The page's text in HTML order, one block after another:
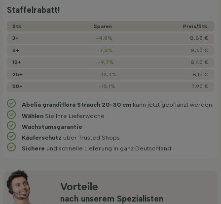
Staffelrabatt!
Stk. Sparen
Preis/­Stk.
3+
-4,8%
8,85 €
6+
-7,5%
8,60 €
12+
-9,7%
8,40 €
25+
-12,4%
8,15 €
50+
-15,1% 7,90 €
Abelia grandiflora Strauch 20-30 cm kann jetzt gepflanzt werden
Wählen Sie Ihre Lieferwoche
Wachstums­garantie
Käuferschutz über Trusted Shops
Sichere und schnelle Lieferung in ganz Deutschland
Vorteile
nach unserem Spezialisten